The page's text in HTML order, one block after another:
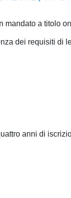
mandato a titolo
dei requisiti di
anni di